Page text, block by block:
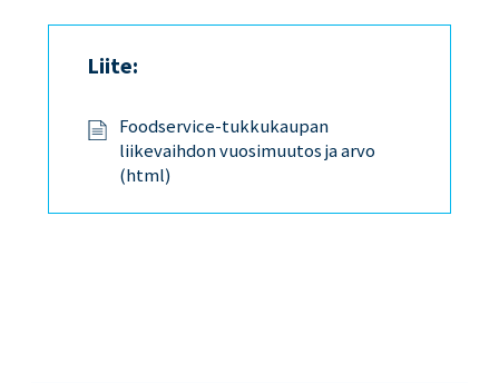
Liite:
Foodservice-tukkukaupan
liikevaihdon vuosimuutos ja arvo
(html)